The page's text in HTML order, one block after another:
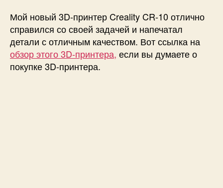
Мой новый 3D-принтер Creality CR-10 отлично
справился со своей задачей и напечатал
детали с отличным качеством. Вот ссылка на
обзор этого 3D-принтера, если вы думаете о
покупке 3D-принтера.